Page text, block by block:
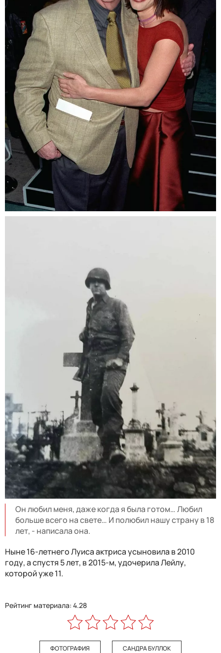
Он любил меня, даже когда я была готом… Любил
больше всего на свете… И полюбил нашу страну в 18
лет, - написала она.
Ныне 16-летнего Луиса актриса усыновила в 2010
году, а спустя 5 лет, в 2015-м, удочерила Лейлу,
которой уже 11.
Рейтинг материала: 4.28
ФОТОГРАФИЯ САНДРА БУЛЛОК